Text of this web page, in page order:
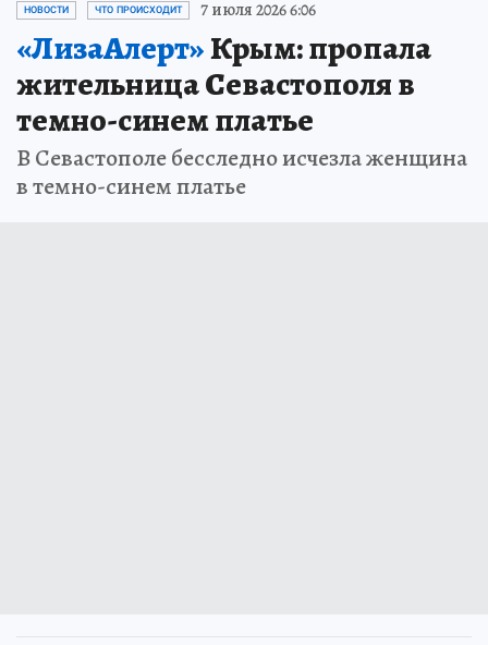
НОВОСТИ ЧТО ПРОИСХОДИТ 7 июля 2026 6:06
«ЛизаАлерт»Крым: пропала
жительница Севастополя в
темно-синем платье
В Севастополе бесследно исчезла женщина
в темно-синем платье